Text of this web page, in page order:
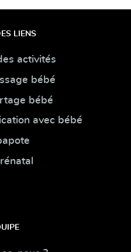
LIENS
activités
bébé
bébé
avec bébé